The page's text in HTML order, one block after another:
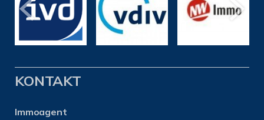
KONTAKT
Immoagent